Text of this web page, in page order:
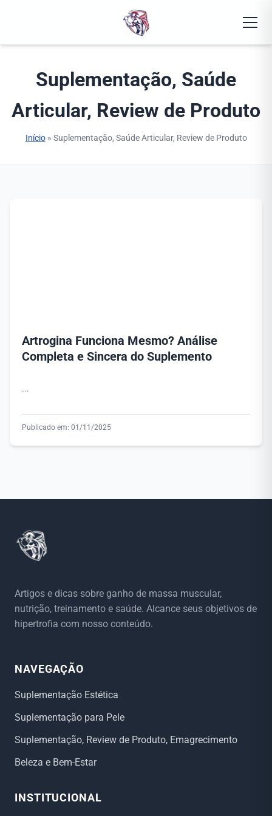
Abrir
Suplementação, Saúde
Articular, Review de Produto
Início» Suplementação, Saúde Articular, Review de Produto
Artrogina Funciona Mesmo? Análise
Completa e Sincera do Suplemento
...
Publicado em: 01/11/2025
Artigos e dicas sobre ganho de massa muscular,
nutrição, treinamento e saúde. Alcance seus objetivos de
hipertrofia com nosso conteúdo.
NAVEGAÇÃO
Suplementação Estética
Suplementação para Pele
Suplementação, Review de Produto, Emagrecimento
Beleza e Bem-Estar
INSTITUCIONAL